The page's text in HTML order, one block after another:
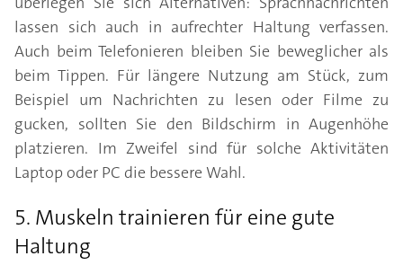
lassen sich auch in aufrechter Haltung verfassen.
Auch beim Telefonieren bleiben Sie beweglicher als
beim Tippen. Für längere Nutzung am Stück, zum
Beispiel um Nachrichten zu lesen oder Filme zu
gucken, sollten Sie den Bildschirm in Augenhöhe
platzieren. Im Zweifel sind für solche Aktivitäten
Laptop oder PC die bessere Wahl.
5. Muskeln trainieren für eine gute
Haltung